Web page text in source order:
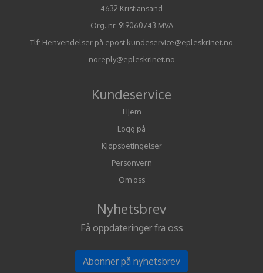
4632 Kristiansand
Org. nr. 919060743 MVA
Tlf: Henvendelser på epost kundeservice@epleskrinet.no
noreply@epleskrinet.no
Kundeservice
Hjem
Logg på
Kjøpsbetingelser
Personvern
Om oss
Nyhetsbrev
Få oppdateringer fra oss
Abonner på nyhetsbrev